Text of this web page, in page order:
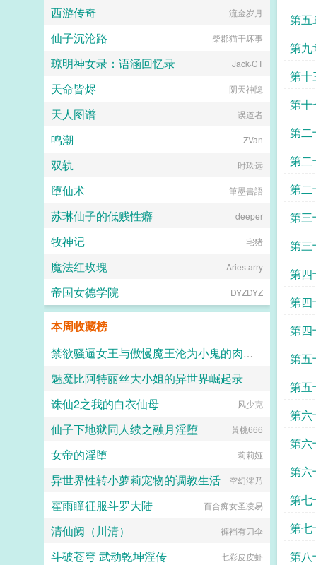
第五
第九
第十
第十
第二
第二
第二
第三
第三
第四
第四
第四
第五
第五
不见
第六
第六
第六
第七
第七
第八
结盟，后来，他想跟她成为自己人，
元宝我的原主人脸皮很厚，因为天天
觉得他有病，对了，我叫金元宝，是
西游传奇 流金岁月
仙子沉沦路 柴郡猫干坏事
琼明神女录：语涵回忆录 Jack·CT
天命皆烬 阴天神隐
天人图谱 误道者
鸣潮 ZVan
双轨 时玖远
堕仙术 筆墨書語
苏琳仙子的低贱性癖 deeper
牧神记 宅猪
魔法红玫瑰 Ariestarry
帝国女德学院 DYZDYZ
本周收藏榜
禁欲骚逼女王与傲慢魔王沦为小鬼的肉便器
愛と税のために
魅魔比阿特丽丝大小姐的异世界崛起录
万月锦
诛仙2之我的白衣仙母 风少克
仙子下地狱同人续之融月淫堕 黃桃666
女帝的淫堕 莉莉娅
异世界性转小萝莉宠物的调教生活 空幻澪乃
霍雨瞳征服斗罗大陆 百合痴女圣凌易
清仙阙（川清） 裤裆有刀伞
斗破苍穹 武动乾坤淫传 七彩皮皮虾